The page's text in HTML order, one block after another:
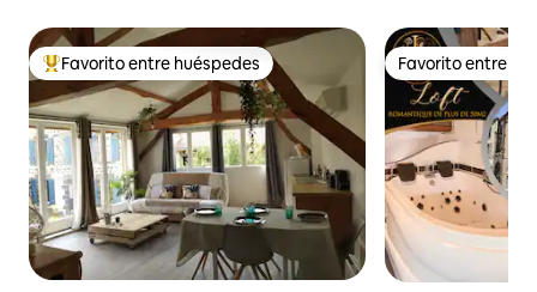
Favorito entre huéspedes preferido
Favorito entre huéspedes Favorito entre
Favorito entre